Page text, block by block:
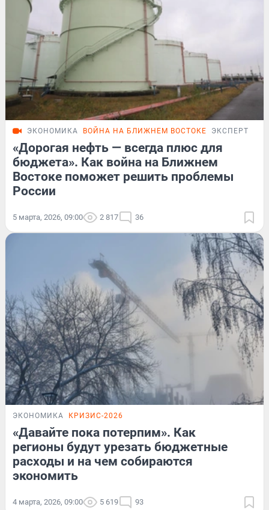
ЭКОНОМИКА ВОЙНА НА БЛИЖНЕМ ВОСТОКЕ ЭКСПЕРТ
«Дорогая нефть — всегда плюс для
бюджета». Как война на Ближнем
Востоке поможет решить проблемы
России
5 марта, 2026, 09:00 2 817 36
ЭКОНОМИКА КРИЗИС-2026
«Давайте пока потерпим». Как
регионы будут урезать бюджетные
расходы и на чем собираются
экономить
4 марта, 2026, 09:00 5 619 93